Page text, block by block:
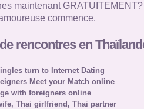
maintenant
commence.
rencontres en
turn to Internet Dating
Meet your Match online
with foreigners online
Thai girlfriend, Thai partner